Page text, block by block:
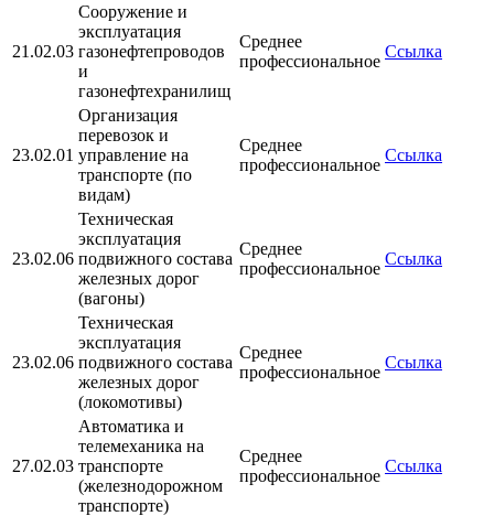
21.02.03
Сооружение и
эксплуатация
газонефтепроводов
и
газонефтехранилищ
Среднее
профессиональное
Ссылка
23.02.01
Организация
перевозок и
управление на
транспорте (по
видам)
Среднее
профессиональное
Ссылка
23.02.06
Техническая
эксплуатация
подвижного состава
железных дорог
(вагоны)
Среднее
профессиональное
Ссылка
23.02.06
Техническая
эксплуатация
подвижного состава
железных дорог
(локомотивы)
Среднее
профессиональное
Ссылка
27.02.03
Автоматика и
телемеханика на
транспорте
(железнодорожном
транспорте)
Среднее
профессиональное
Ссылка